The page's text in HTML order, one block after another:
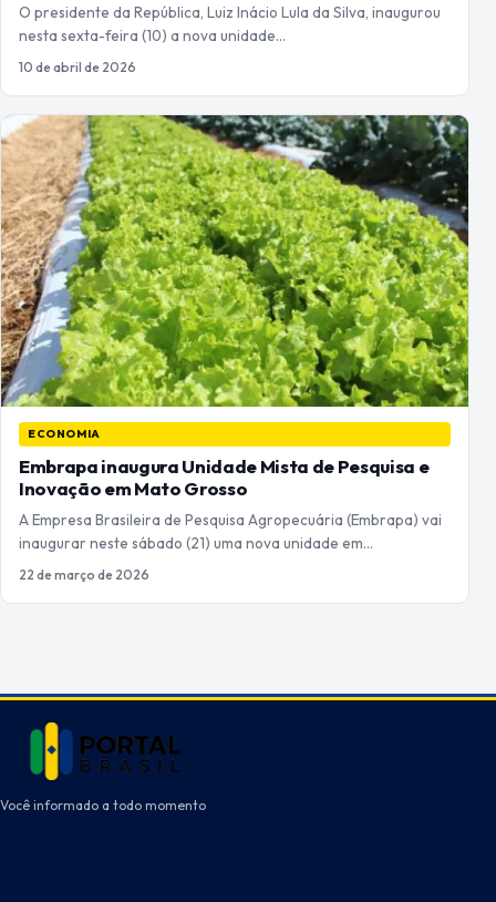
O presidente da República, Luiz Inácio Lula da Silva, inaugurou
nesta sexta-feira (10) a nova unidade…
10 de abril de 2026
ECONOMIA
Embrapa inaugura Unidade Mista de Pesquisa e
Inovação em Mato Grosso
A Empresa Brasileira de Pesquisa Agropecuária (Embrapa) vai
inaugurar neste sábado (21) uma nova unidade em…
22 de março de 2026
Você informado a todo momento